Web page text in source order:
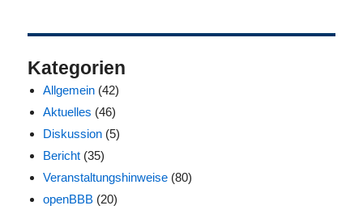
Kategorien
Allgemein (42)
Aktuelles (46)
Diskussion (5)
Bericht (35)
Veranstaltungshinweise (80)
openBBB (20)